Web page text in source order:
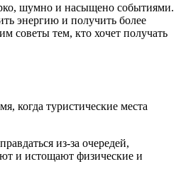
шумно и насыщено событиями.
энергию и получить более
советы тем, кто хочет получать
когда туристические места
из-за очередей,
и истощают физические и